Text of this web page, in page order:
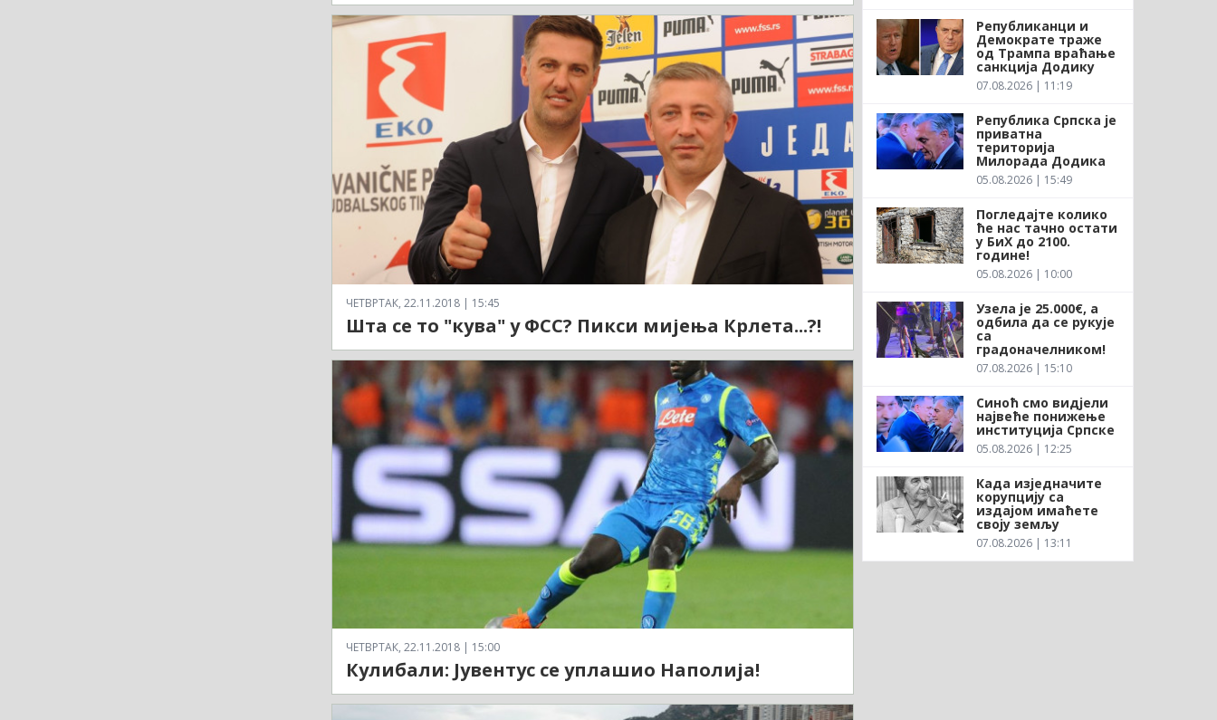
ЧЕТВРТАК, 22.11.2018 | 15:45
Шта се то "кува" у ФСС? Пикси мијења Крлета...?!
ЧЕТВРТАК, 22.11.2018 | 15:00
Кулибали: Јувентус се уплашио Наполија!
Републиканци и
Демократе траже
од Трампа враћање
санкција Додику
07.08.2026 | 11:19
Република Српска је
приватна
територија
Милорада Додика
05.08.2026 | 15:49
Погледајте колико
ће нас тачно остати
у БиХ до 2100.
године!
05.08.2026 | 10:00
Узела је 25.000€, а
одбила да се рукује
са
градоначелником!
07.08.2026 | 15:10
Синоћ смо видјели
највеће понижење
институција Српске
05.08.2026 | 12:25
Када изједначите
корупцију са
издајом имаћете
своју земљу
07.08.2026 | 13:11